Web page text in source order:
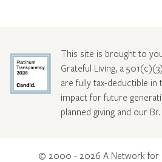
This site is brought to
Grateful Living, a
are fully tax-deductible in
impact for future
planned giving and our
© 2000 - 2026 A Network for